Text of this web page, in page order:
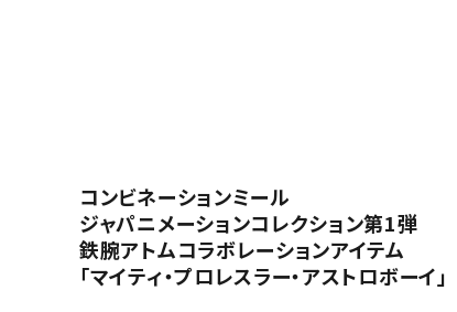
コンビネーションミール
ジャパニメーションコレクション第1弾
鉄腕アトムコラボレーションアイテム
「マイティ・プロレスラー・アストロボーイ」